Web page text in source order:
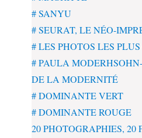
# SANYU
# SEURAT, LE NÉO-
# LES PHOTOS LES
# PAULA
DE LA MODERNITÉ
# DOMINANTE VERT
# DOMINANTE ROUGE
20 PHOTOGRAPHIES, 20